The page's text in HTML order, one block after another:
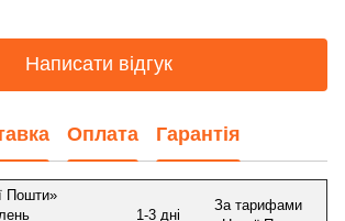
Написати відгук
Оплата Гарантія
1-3 дні
За тарифами